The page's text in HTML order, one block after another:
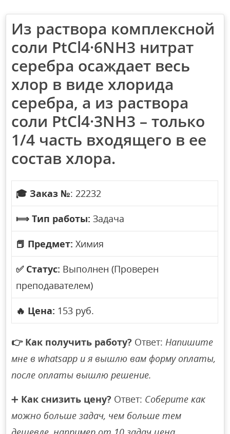
Из раствора комплексной
соли PtCl4·6NH3 нитрат
серебра осаждает весь
хлор в виде хлорида
серебра, а из раствора
соли PtCl4·3NH3 – только
1/4 часть входящего в ее
состав хлора.
🎓 Заказ №: 22232
⟾ Тип работы: Задача
📕 Предмет: Химия
✅ Статус: Выполнен (Проверен
преподавателем)
🔥 Цена: 153 руб.
👉 Как получить работу? Ответ:Напишите
мне в whatsapp и я вышлю вам форму оплаты,
после оплаты вышлю решение.
➕ Как снизить цену? Ответ: Соберите как
можно больше задач, чем больше тем